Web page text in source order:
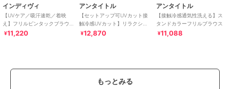
インディヴィ
【UVケア／吸汗速乾／着映
え】フリルピンタックブラウ
ス
¥11,220
アンタイトル
【セットアップ可UVカット接
触冷感UVカット】リラクシー
キーVネックブラウス
¥12,870
アンタイトル
【接触冷感通気性洗える】ス
タンドカラーフリルブラウス
¥11,088
もっとみる